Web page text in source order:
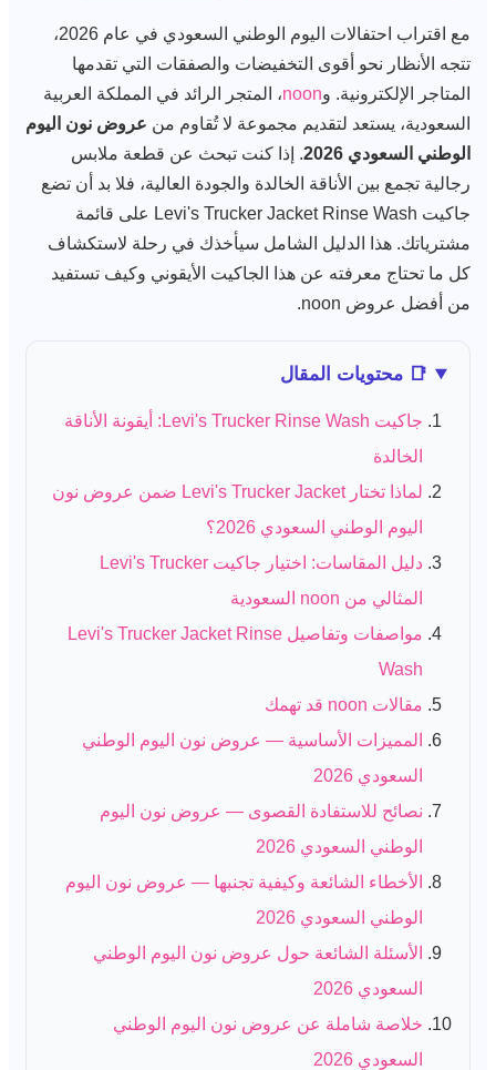
مع اقتراب احتفالات اليوم الوطني السعودي في عام 2026،
تتجه الأنظار نحو أقوى التخفيضات والصفقات التي تقدمها
المتاجر الإلكترونية. وnoon، المتجر الرائد في المملكة العربية
السعودية، يستعد لتقديم مجموعة لا تُقاوم من عروض نون اليوم
الوطني السعودي 2026
. إذا كنت تبحث عن قطعة ملابس
رجالية تجمع بين الأناقة الخالدة والجودة العالية، فلا بد أن تضع
جاكيت Levi's Trucker Jacket Rinse Wash على قائمة
مشترياتك. هذا الدليل الشامل سيأخذك في رحلة لاستكشاف
كل ما تحتاج معرفته عن هذا الجاكيت الأيقوني وكيف تستفيد
من أفضل عروض noon.
📑 محتويات المقال
جاكيت Levi's Trucker Rinse Wash: أيقونة الأناقة
الخالدة
لماذا تختار Levi's Trucker Jacket ضمن عروض نون
اليوم الوطني السعودي 2026؟
دليل المقاسات: اختيار جاكيت Levi's Trucker
المثالي من noon السعودية
مواصفات وتفاصيل Levi's Trucker Jacket Rinse
Wash
مقالات noon قد تهمك
المميزات الأساسية — عروض نون اليوم الوطني
السعودي 2026
نصائح للاستفادة القصوى — عروض نون اليوم
الوطني السعودي 2026
الأخطاء الشائعة وكيفية تجنبها — عروض نون اليوم
الوطني السعودي 2026
الأسئلة الشائعة حول عروض نون اليوم الوطني
السعودي 2026
خلاصة شاملة عن عروض نون اليوم الوطني
السعودي 2026